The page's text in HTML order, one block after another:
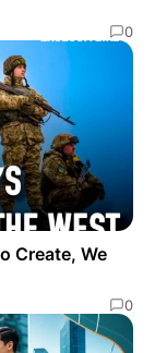
0
Create, We
0